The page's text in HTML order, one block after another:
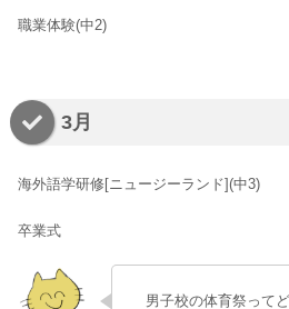
職業体験(中2)
3月
海外語学研修[ニュージーランド](中3)
卒業式
男子校の体育祭って